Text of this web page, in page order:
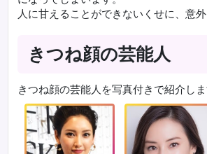
人に甘えることができないくせに、意外
きつね顔の芸能人
きつね顔の芸能人を写真付きで紹介しま